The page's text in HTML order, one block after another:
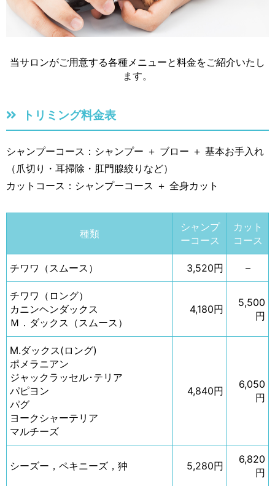
当サロンがご用意する各種メニューと料金をご紹介いたし
ます。
トリミング料金表
シャンプーコース：シャンプー ＋ ブロー ＋ 基本お手入れ
（爪切り・耳掃除・肛門腺絞りなど）
カットコース：シャンプーコース ＋ 全身カット
種類
シャンプ
ーコース
カット
コース
チワワ（スムース） 3,520円 –
チワワ（ロング）
カニンヘンダックス
Ｍ．ダックス（スムース）
4,180円
5,500
円
M.ダックス(ロング)
ポメラニアン
ジャックラッセル･テリア
パピヨン
パグ
ヨークシャーテリア
マルチーズ
4,840円
6,050
円
シーズー，ペキニーズ，狆 5,280円
6,820
円